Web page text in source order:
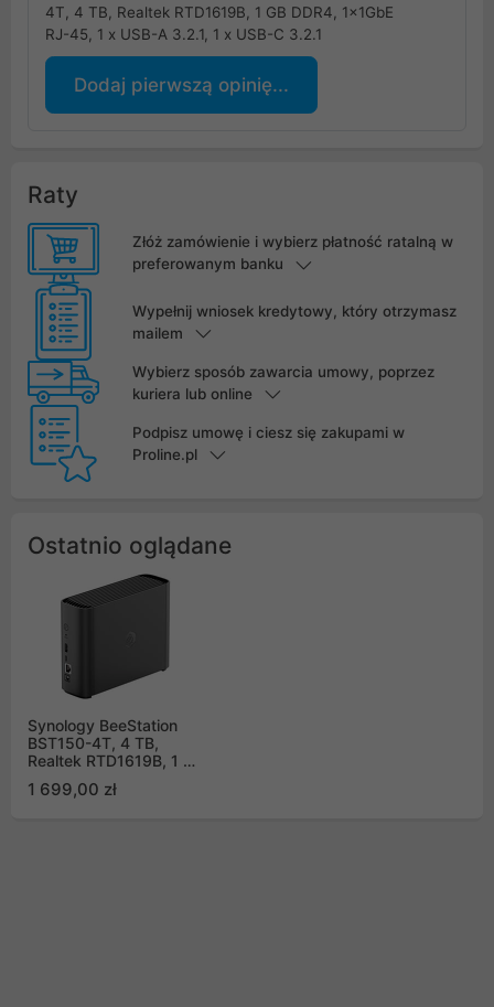
4T, 4 TB, Realtek RTD1619B, 1 GB DDR4, 1x1GbE
RJ-45, 1 x USB-A 3.2.1, 1 x USB-C 3.2.1
Dodaj pierwszą opinię...
Raty
Złóż zamówienie i wybierz płatność ratalną w
preferowanym banku
Wypełnij wniosek kredytowy, który otrzymasz
mailem
Wybierz sposób zawarcia umowy, poprzez
kuriera lub online
Podpisz umowę i ciesz się zakupami w
Proline.pl
Ostatnio oglądane
Synology BeeStation
BST150-4T, 4 TB,
Realtek RTD1619B, 1 GB
x USB-A 3.2.1, 1 x USB-
1 699,00 zł